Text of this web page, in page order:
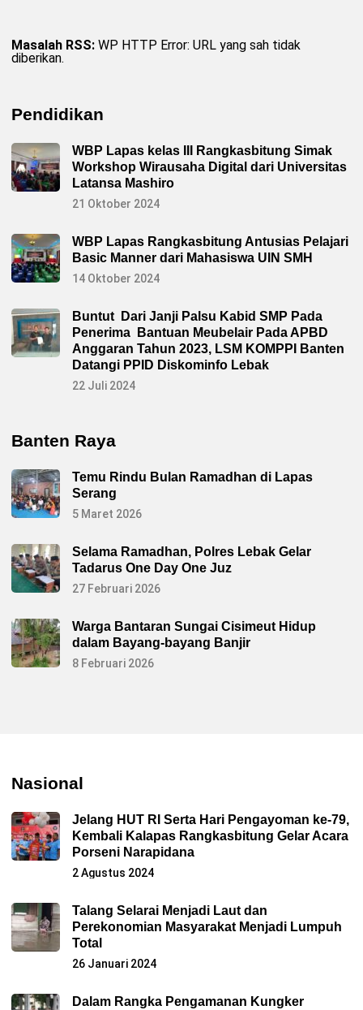
Masalah RSS: WP HTTP Error: URL yang sah tidak
diberikan.
Pendidikan
WBP Lapas kelas III Rangkasbitung Simak
Workshop Wirausaha Digital dari Universitas
Latansa Mashiro
21 Oktober 2024
WBP Lapas Rangkasbitung Antusias Pelajari
Basic Manner dari Mahasiswa UIN SMH
14 Oktober 2024
Buntut Dari Janji Palsu Kabid SMP Pada
Penerima Bantuan Meubelair Pada APBD
Anggaran Tahun 2023, LSM KOMPPI Banten
Datangi PPID Diskominfo Lebak
22 Juli 2024
Banten Raya
Temu Rindu Bulan Ramadhan di Lapas
Serang
5 Maret 2026
Selama Ramadhan, Polres Lebak Gelar
Tadarus One Day One Juz
27 Februari 2026
Warga Bantaran Sungai Cisimeut Hidup
dalam Bayang-bayang Banjir
8 Februari 2026
Nasional
Jelang HUT RI Serta Hari Pengayoman ke-79,
Kembali Kalapas Rangkasbitung Gelar Acara
Porseni Narapidana
2 Agustus 2024
Talang Selarai Menjadi Laut dan
Perekonomian Masyarakat Menjadi Lumpuh
Total
26 Januari 2024
Dalam Rangka Pengamanan Kungker